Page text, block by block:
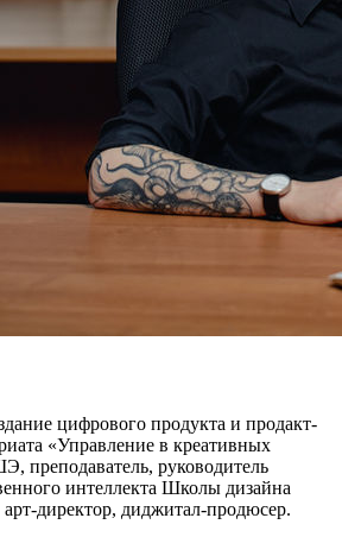
цифрового продукта и продакт-
«Управление в креативных
преподаватель, руководитель
интеллекта Школы дизайна
директор, диджитал-продюсер.